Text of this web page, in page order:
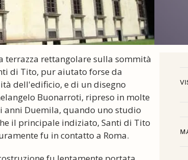
terrazza rettangolare sulla sommità
di Tito, pur aiutato forse da
dell'edificio, e di un disegno
Buonarroti, ripreso in molte
Duemila, quando uno studio
il principale indiziato, Santi di Tito
fu in contatto a Roma.